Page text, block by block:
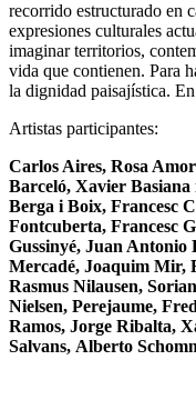
recorrido estructurado en
expresiones culturales
imaginar territorios,
vida que contienen. Para
la dignidad paisajística.
Artistas participantes:
Carlos Aires, Rosa
Barceló, Xavier
Berga i Boix, Francesc
Fontcuberta, Francesc
Gussinyé, Juan Antonio
Mercadé, Joaquim Mir,
Rasmus Nilausen,
Nielsen, Perejaume,
Ramos, Jorge Ribalta,
Salvans, Alberto